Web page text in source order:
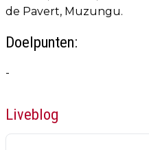
de Pavert, Muzungu.
Doelpunten:
-
Liveblog